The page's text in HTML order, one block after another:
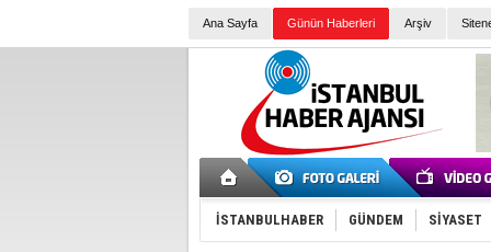
Ana Sayfa Günün Haberleri Arşiv
İSTANBULHABER GÜNDEM SİYASET